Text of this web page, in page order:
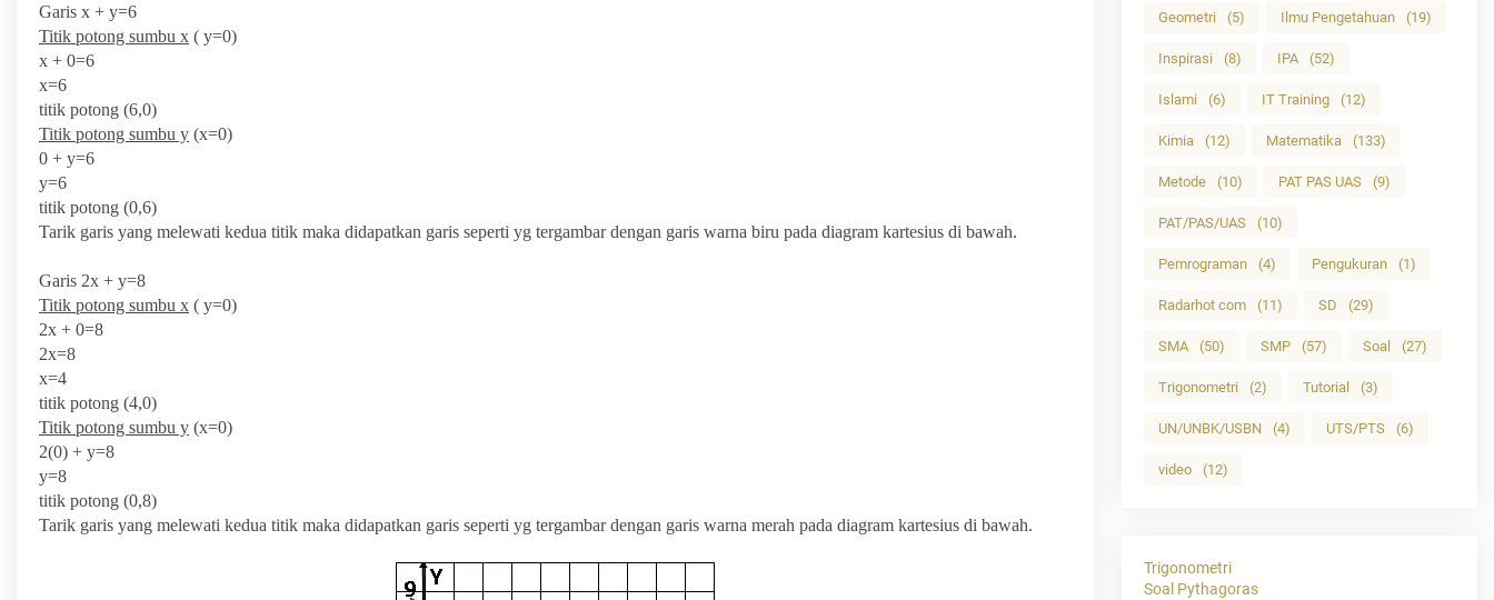
Garis x + y=6
Titik potong sumbu x ( y=0)
x + 0=6
x=6
titik potong (6,0)
Titik potong sumbu y (x=0)
0 + y=6
y=6
titik potong (0,6)
Tarik garis yang melewati kedua titik maka didapatkan garis seperti yg tergambar dengan garis warna biru pada diagram kartesius di bawah.
Garis 2x + y=8
Titik potong sumbu x ( y=0)
2x + 0=8
2x=8
x=4
titik potong (4,0)
Titik potong sumbu y (x=0)
2(0) + y=8
y=8
titik potong (0,8)
Tarik garis yang melewati kedua titik maka didapatkan garis seperti yg tergambar dengan garis warna merah pada diagram kartesius di bawah.
Geometri (5) Ilmu Pengetahuan (19)
Inspirasi (8) IPA (52)
Islami (6) IT Training (12)
Kimia (12) Matematika (133)
Metode (10) PAT PAS UAS (9)
PAT/PAS/UAS (10)
Pemrograman (4) Pengukuran (1)
Radarhot com (11) SD (29)
SMA (50) SMP (57) Soal (27)
Trigonometri (2) Tutorial (3)
UN/UNBK/USBN (4) UTS/PTS (6)
video (12)
Trigonometri
Soal Pythagoras